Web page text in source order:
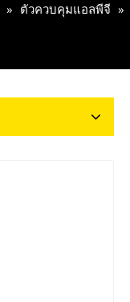
» ตัวควบคุมแอลพีจี »